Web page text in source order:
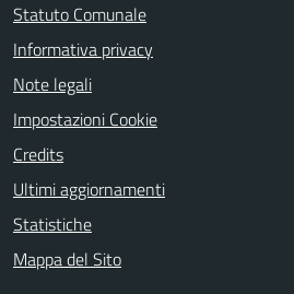
Statuto Comunale
Informativa privacy
Note legali
Impostazioni Cookie
Credits
Ultimi aggiornamenti
Statistiche
Mappa del Sito